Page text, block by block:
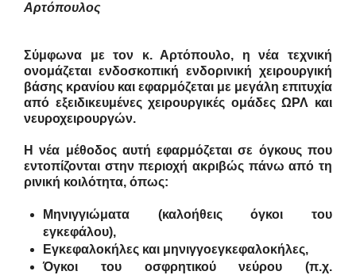
Αρτόπουλος
Σύμφωνα με τον κ. Αρτόπουλο, η νέα τεχνική
ονομάζεται ενδοσκοπική ενδορινική χειρουργική
βάσης κρανίου και εφαρμόζεται με μεγάλη επιτυχία
από εξειδικευμένες χειρουργικές ομάδες ΩΡΛ και
νευροχειρουργών.
Η νέα μέθοδος αυτή εφαρμόζεται σε όγκους που
εντοπίζονται στην περιοχή ακριβώς πάνω από τη
ρινική κοιλότητα, όπως:
Μηνιγγιώματα (καλοήθεις όγκοι του
εγκεφάλου),
Εγκεφαλοκήλες και μηνιγγοεγκεφαλοκήλες,
Όγκοι του οσφρητικού νεύρου (π.χ.